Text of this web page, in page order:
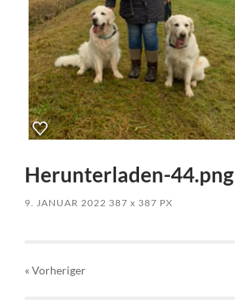
Herunterladen-44.png
9. JANUAR 2022 387x 387 PX
« Vorheriger